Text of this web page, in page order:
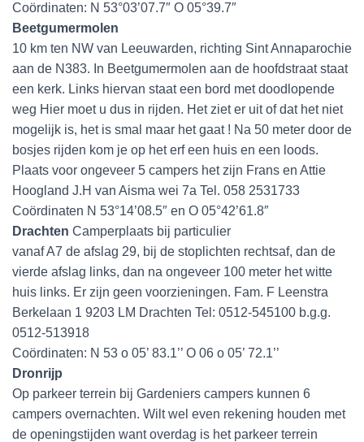
Coördinaten: N 53°03’07.7″ O 05°39.7″
Beetgumermolen
10 km ten NW van Leeuwarden, richting Sint Annaparochie
aan de N383. In Beetgumermolen aan de hoofdstraat staat
een kerk. Links hiervan staat een bord met doodlopende
weg Hier moet u dus in rijden. Het ziet er uit of dat het niet
mogelijk is, het is smal maar het gaat ! Na 50 meter door de
bosjes rijden kom je op het erf een huis en een loods.
Plaats voor ongeveer 5 campers het zijn Frans en Attie
Hoogland J.H van Aisma wei 7a Tel. 058 2531733
Coördinaten N 53°14’08.5″ en O 05°42’61.8″
Drachten Camperplaats bij particulier
vanaf A7 de afslag 29, bij de stoplichten rechtsaf, dan de
vierde afslag links, dan na ongeveer 100 meter het witte
huis links. Er zijn geen voorzieningen. Fam. F Leenstra
Berkelaan 1 9203 LM Drachten Tel: 0512-545100 b.g.g.
0512-513918
Coördinaten: N 53 o 05’ 83.1’’ O 06 o 05’ 72.1’’
Dronrijp
Op parkeer terrein bij Gardeniers campers kunnen 6
campers overnachten. Wilt wel even rekening houden met
de openingstijden want overdag is het parkeer terrein